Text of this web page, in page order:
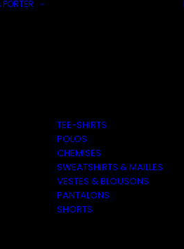
PORTER
TEE-SHIRTS
POLOS
CHEMISES
SWEATSHIRTS & MAILLES
VESTES & BLOUSONS
PANTALONS
SHORTS